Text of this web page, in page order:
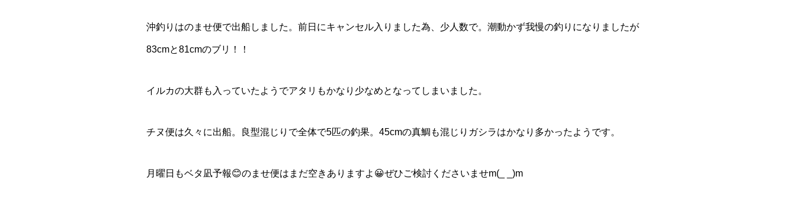
沖釣りはのませ便で出船しました。前日にキャンセル入りました為、少人数で。潮動かず我慢の釣りになりましたが
83cmと81cmのブリ！！
イルカの大群も入っていたようでアタリもかなり少なめとなってしまいました。
チヌ便は久々に出船。良型混じりで全体で5匹の釣果。45cmの真鯛も混じりガシラはかなり多かったようです。
月曜日もベタ凪予報😊のませ便はまだ空きありますよ😀ぜひご検討くださいませm(_ _)m